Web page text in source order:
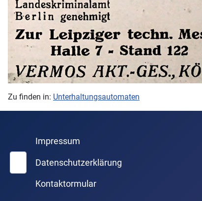
Zu finden in: Unterhaltungsautomaten
Suchen
Impressum
Datenschutzerklärung
Kontaktormular